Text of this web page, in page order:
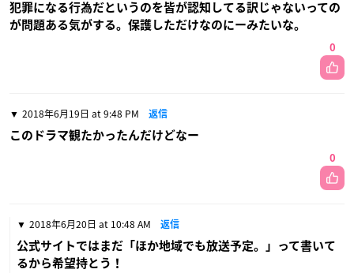
犯罪になる行為だというのを皆が認知してる訳じゃないっての
が問題ある気がする。保護しただけなのにーみたいな。
0
2018年6月19日 at 9:48 PM 返信
このドラマ観たかったんだけどなー
0
2018年6月20日 at 10:48 AM 返信
公式サイトではまだ「ほか地域でも放送予定。」って書いて
るから希望持とう！